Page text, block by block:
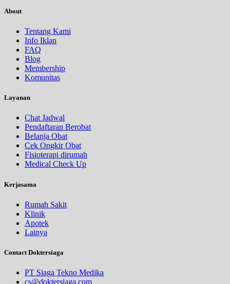
About
Tentang Kami
Info Iklan
FAQ
Blog
Membership
Komunitas
Layanan
Chat Jadwal
Pendaftaran Berobat
Belanja Obat
Cek Ongkir Obat
Fisioterapi dirumah
Medical Check Up
Kerjasama
Rumah Sakit
Klinik
Apotek
Lainya
Contact Doktersiaga
PT Siaga Tekno Medika
cs@doktersiaga.com